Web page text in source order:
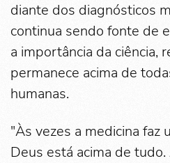
diante dos diagnósticos
continua sendo fonte de
a importância da ciência,
permanece acima de
humanas.
"Às vezes a medicina faz
Deus está acima de